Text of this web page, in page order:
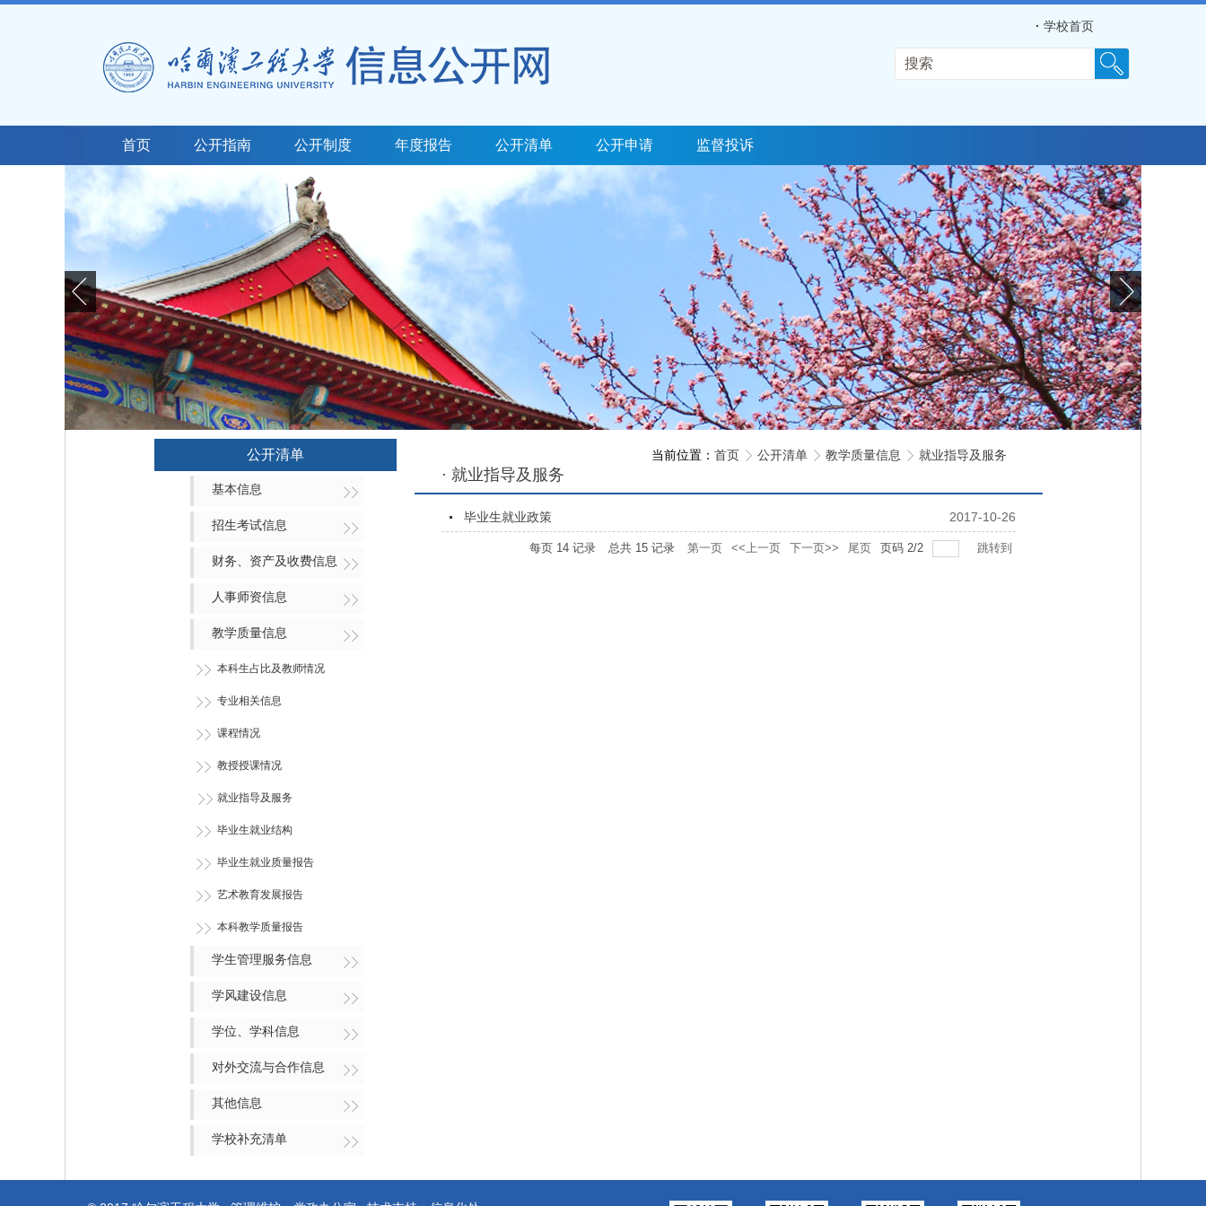
· 学校首页
首页 公开指南 公开制度 年度报告 公开清单 公开申请 监督投诉
公开清单
基本信息
招生考试信息
财务、资产及收费信息
人事师资信息
教学质量信息
本科生占比及教师情况
专业相关信息
课程情况
教授授课情况
就业指导及服务
毕业生就业结构
毕业生就业质量报告
艺术教育发展报告
本科教学质量报告
学生管理服务信息
学风建设信息
学位、学科信息
对外交流与合作信息
其他信息
学校补充清单
当前位置： 首页 公开清单 教学质量信息 就业指导及服务
· 就业指导及服务
毕业生就业政策 2017-10-26
每页 14 记录 总共 15 记录 第一页 <<上一页 下一页>> 尾页 页码 2/2 跳转到